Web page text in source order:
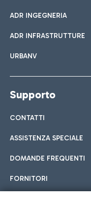
ADR INGEGNERIA
ADR INFRASTRUTTURE
URBANV
Supporto
CONTATTI
ASSISTENZA SPECIALE
DOMANDE FREQUENTI
FORNITORI